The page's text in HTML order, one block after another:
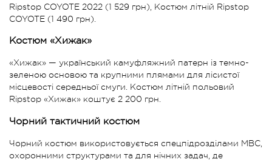
Ripstop COYOTE 2022 (1 529 грн), Костюм літній Ripstop
COYOTE (1 490 грн).
Костюм «Хижак»
«Хижак» — український камуфляжний патерн із темно-
зеленою основою та крупними плямами для лісистої
місцевості середньої смуги. Костюм літній польовий
Ripstop «Хижак» коштує 2 200 грн.
Чорний тактичний костюм
Чорний костюм використовується спецпідрозділами МВС,
охоронними структурами та для нічних задач, де